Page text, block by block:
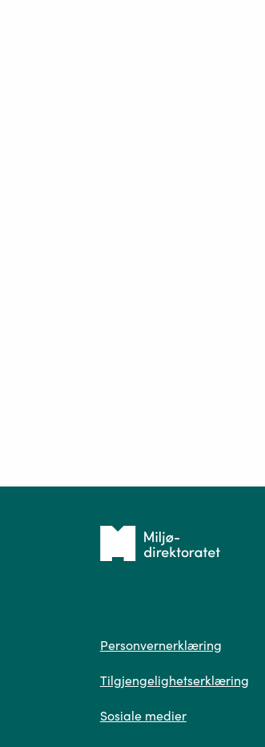
Tilbake
Personvern
Personvernerklæring
Tilgjengelighetserklæring
Sosiale medier